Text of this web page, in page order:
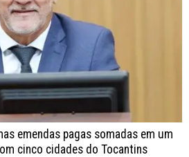
emendas pagas somadas em um
cinco cidades do Tocantins